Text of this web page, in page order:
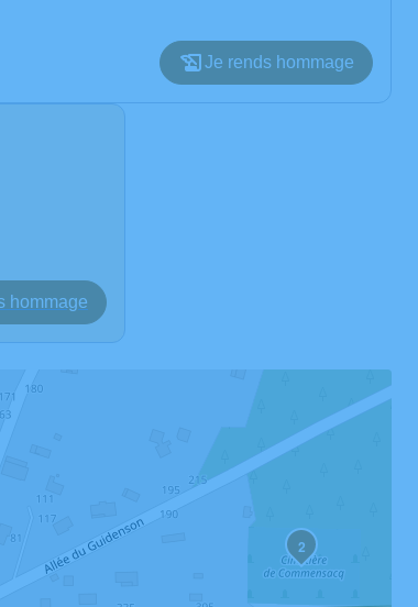
Je rends hommage
hommage
2